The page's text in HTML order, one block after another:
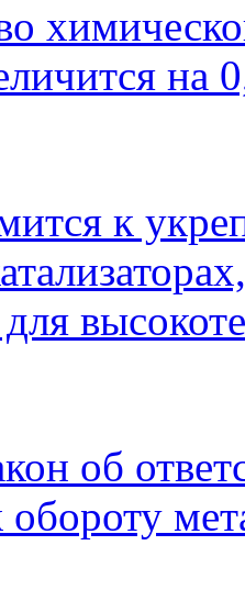
на
к
об
обороту